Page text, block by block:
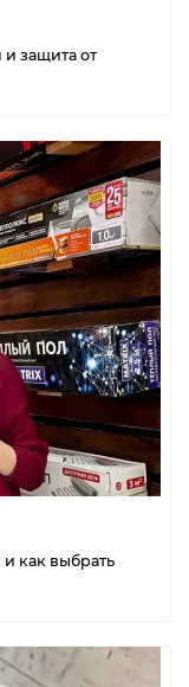
и защита от
как выбрать